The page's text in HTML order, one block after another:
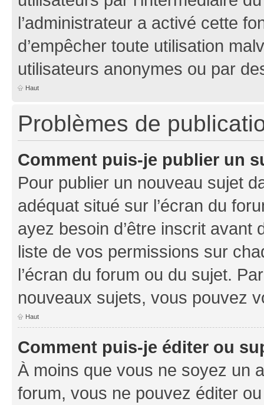
l’administrateur a activé cette
d’empêcher toute utilisation
utilisateurs anonymes ou par
Haut
Problèmes de
Comment puis-je publier un
Pour publier un nouveau sujet
adéquat situé sur l’écran du
ayez besoin d’être inscrit
liste de vos permissions sur
l’écran du forum ou du sujet.
nouveaux sujets, vous pouvez
Haut
Comment puis-je éditer ou
À moins que vous ne soyez un
forum, vous ne pouvez éditer